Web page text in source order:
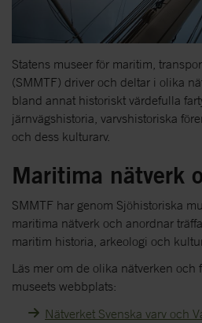
Statens museer för maritim,
(SMMTF) driver och deltar i olika
bland annat historiskt värdefulla
järnvägshistoria, varvshistoriska
och dess kulturarv.
Maritima nätverk
SMMTF har genom Sjöhistoriska
maritima nätverk och anordnar
maritim historia, arkeologi och
Läs mer om de olika nätverken och
museets webbplats:
Nätverket Svenska varv och